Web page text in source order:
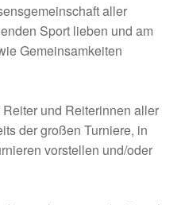
aller
Sport lieben und am
Gemeinsamkeiten
und Reiterinnen aller
der großen Turniere, in
vorstellen und/oder